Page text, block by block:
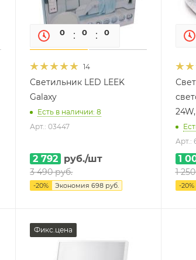
0 0 0
14
Светильник LED LEEK
Galaxy
Есть в наличии: 8
Арт.: 03447
2 792 руб./шт
3 490руб.
-20% Экономия698 руб.
Арт.:
1
1 250
-20%
Фикс.цена